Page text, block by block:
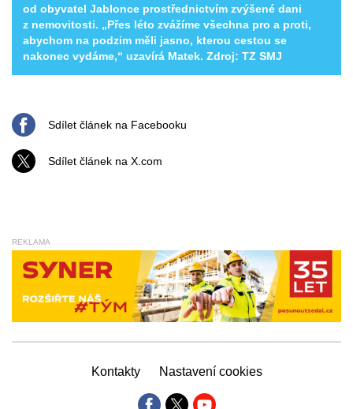
od obyvatel Jablonce prostřednictvím zvýšené dani
z nemovitosti. „Přes léto zvážíme všechna pro a proti,
abychom na podzim měli jasno, kterou cestou se
nakonec vydáme,“ uzavírá Matek. Zdroj: TZ SMJ
Sdílet článek na Facebooku
Sdílet článek na X.com
REKLAMA
Kontakty Nastavení cookies